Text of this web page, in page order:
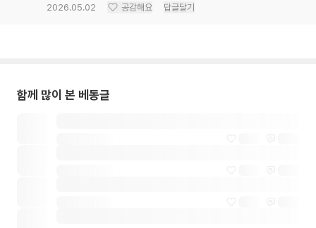
2026.05.02 공감해요 답글달기
함께 많이 본 베동글